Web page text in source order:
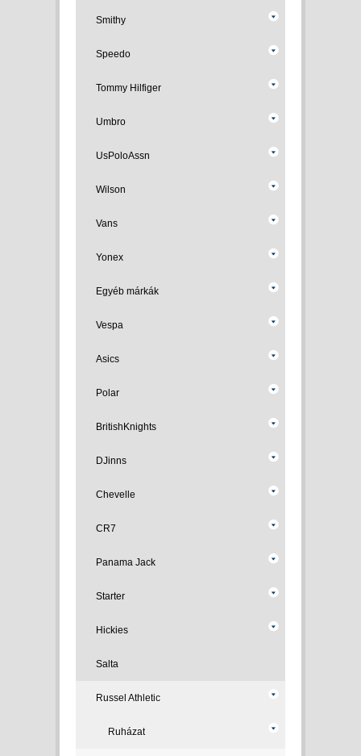
Smithy
Speedo
Tommy Hilfiger
Umbro
UsPoloAssn
Wilson
Vans
Yonex
Egyéb márkák
Vespa
Asics
Polar
BritishKnights
DJinns
Chevelle
CR7
Panama Jack
Starter
Hickies
Salta
Russel Athletic
Ruházat